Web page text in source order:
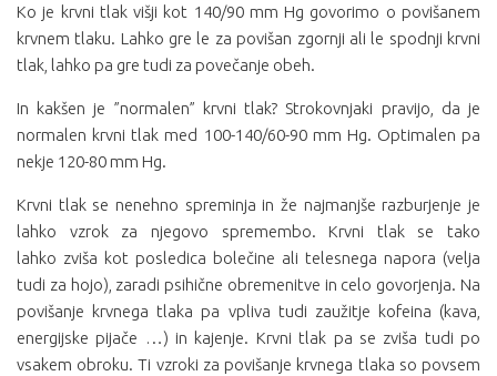
Ko je krvni tlak višji kot 140/90 mm Hg govorimo o povišanem
krvnem tlaku. Lahko gre le za povišan zgornji ali le spodnji krvni
tlak, lahko pa gre tudi za povečanje obeh.
In kakšen je ”normalen” krvni tlak? Strokovnjaki pravijo, da je
normalen krvni tlak med 100-140/60-90 mm Hg. Optimalen pa
nekje 120-80 mm Hg.
Krvni tlak se nenehno spreminja in že najmanjše razburjenje je
lahko vzrok za njegovo spremembo. Krvni tlak se tako
lahko zviša kot posledica bolečine ali telesnega napora (velja
tudi za hojo), zaradi psihične obremenitve in celo govorjenja. Na
povišanje krvnega tlaka pa vpliva tudi zaužitje kofeina (kava,
energijske pijače …) in kajenje. Krvni tlak pa se zviša tudi po
vsakem obroku. Ti vzroki za povišanje krvnega tlaka so povsem